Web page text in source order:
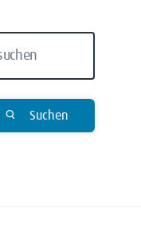
Suchen